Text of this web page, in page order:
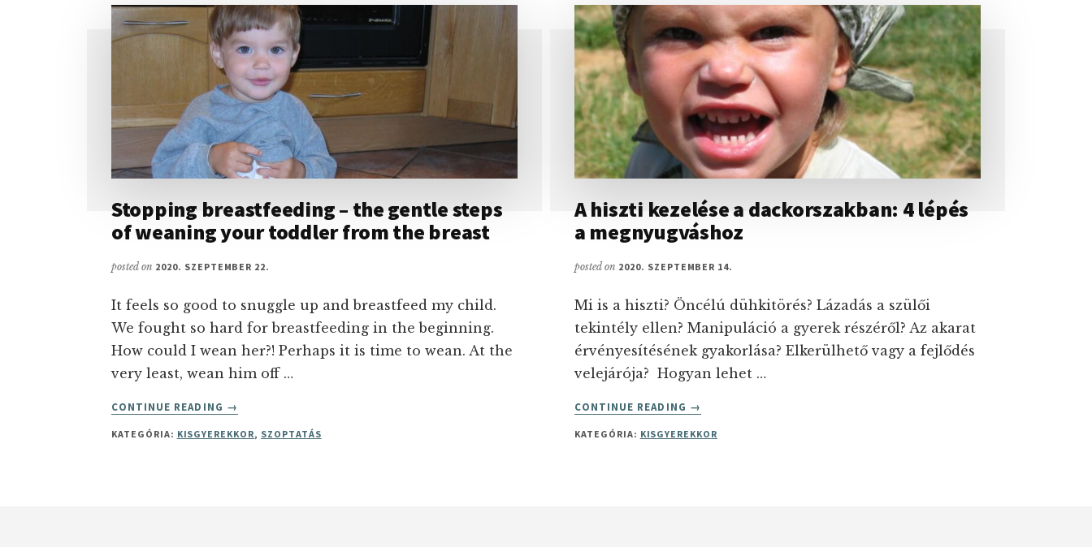
MIÉRT
NEM
ESZIK?
MIT
TEGYEK?
Stopping breastfeeding – the gentle steps
of weaning your toddler from the breast
posted on 2020. SZEPTEMBER 22.
It feels so good to snuggle up and breastfeed my child.
We fought so hard for breastfeeding in the beginning.
How could I wean her?! Perhaps it is time to wean. At the
very least, wean him off …
CONTINUE READING
ABOUT
BREASTFEEDING
→
KATEGÓRIA: KISGYEREKKOR, SZOPTATÁS
A hiszti kezelése a dackorszakban: 4 lépés
a megnyugváshoz
posted on 2020. SZEPTEMBER 14.
Mi is a hiszti? Öncélú dühkitörés? Lázadás a szülői
tekintély ellen? Manipuláció a gyerek részéről? Az akarat
érvényesítésének gyakorlása? Elkerülhető vagy a fejlődés
velejárója? Hogyan lehet …
CONTINUE READING
ABOUT
HISZTI
→
KATEGÓRIA: KISGYEREKKOR